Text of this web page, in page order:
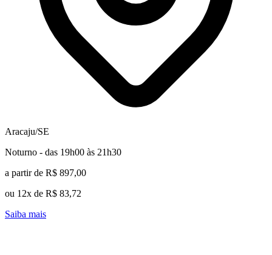
Aracaju/SE
Noturno - das 19h00 às 21h30
a partir de R$ 897,00
ou 12x de R$ 83,72
Saiba mais